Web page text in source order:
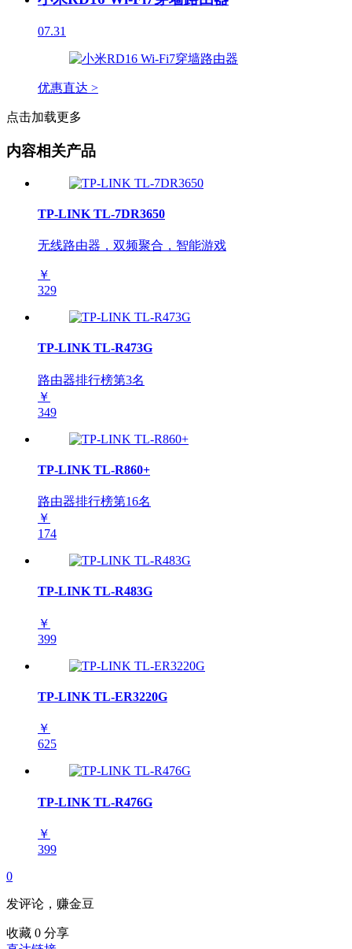
07.31
优惠直达 >
点击加载更多
内容相关产品
TP-LINK TL-7DR3650
无线路由器，双频聚合，智能游戏
￥
329
TP-LINK TL-R473G
路由器排行榜第3名
￥
349
TP-LINK TL-R860+
路由器排行榜第16名
￥
174
TP-LINK TL-R483G
￥
399
TP-LINK TL-ER3220G
￥
625
TP-LINK TL-R476G
￥
399
0
发评论，赚金豆
收藏 0 分享